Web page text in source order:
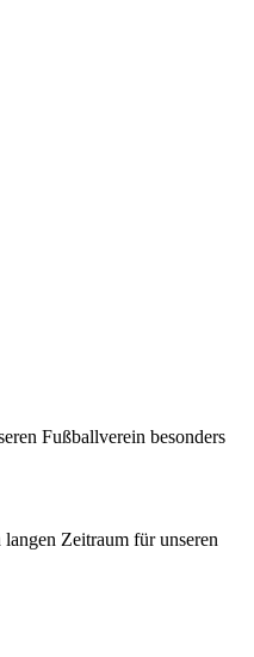
Fußballverein besonders
Zeitraum für unseren